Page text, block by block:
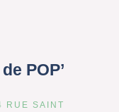
POP’
RUE SAINT